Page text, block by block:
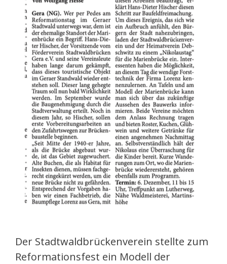
Der Stadtwaldbrückenverein stellte zum
Reformationsfest ein Modell der